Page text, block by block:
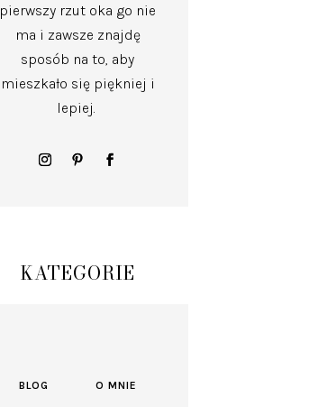
pierwszy rzut oka go nie
ma i zawsze znajdę
sposób na to, aby
mieszkało się piękniej i
lepiej.
KATEGORIE
BLOG O MNIE